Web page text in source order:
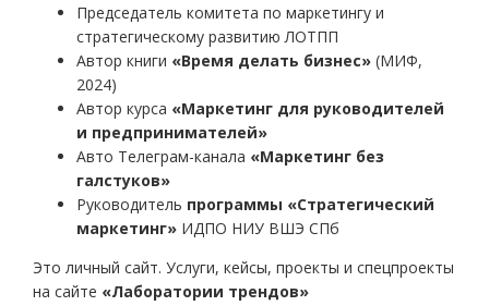
Председатель комитета по маркетингу и
стратегическому развитию ЛОТПП
Автор книги «Время делать бизнес» (МИФ,
2024)
Автор курса «Маркетинг для руководителей
и предпринимателей»
Авто Телеграм-канала «Маркетинг без
галстуков»
Руководитель программы «Стратегический
маркетинг» ИДПО НИУ ВШЭ СПб
Это личный сайт. Услуги, кейсы, проекты и спецпроекты
на сайте «Лаборатории трендов»